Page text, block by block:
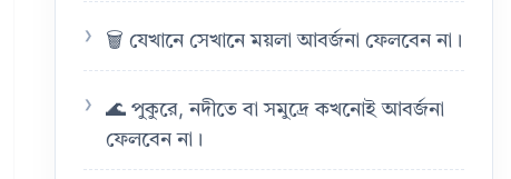
🗑️ যেখানে সেখানে ময়লা আবর্জনা ফেলবেন না।
🌊 পুকুরে, নদীতে বা সমুদ্রে কখনোই আবর্জনা
ফেলবেন না।